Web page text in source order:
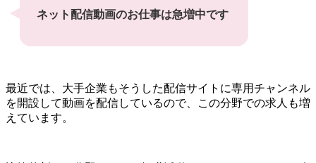
ネット配信動画のお仕事は急増中です
最近では、大手企業もそうした配信サイトに専用チャンネル
を開設して動画を配信しているので、この分野での求人も増
えています。